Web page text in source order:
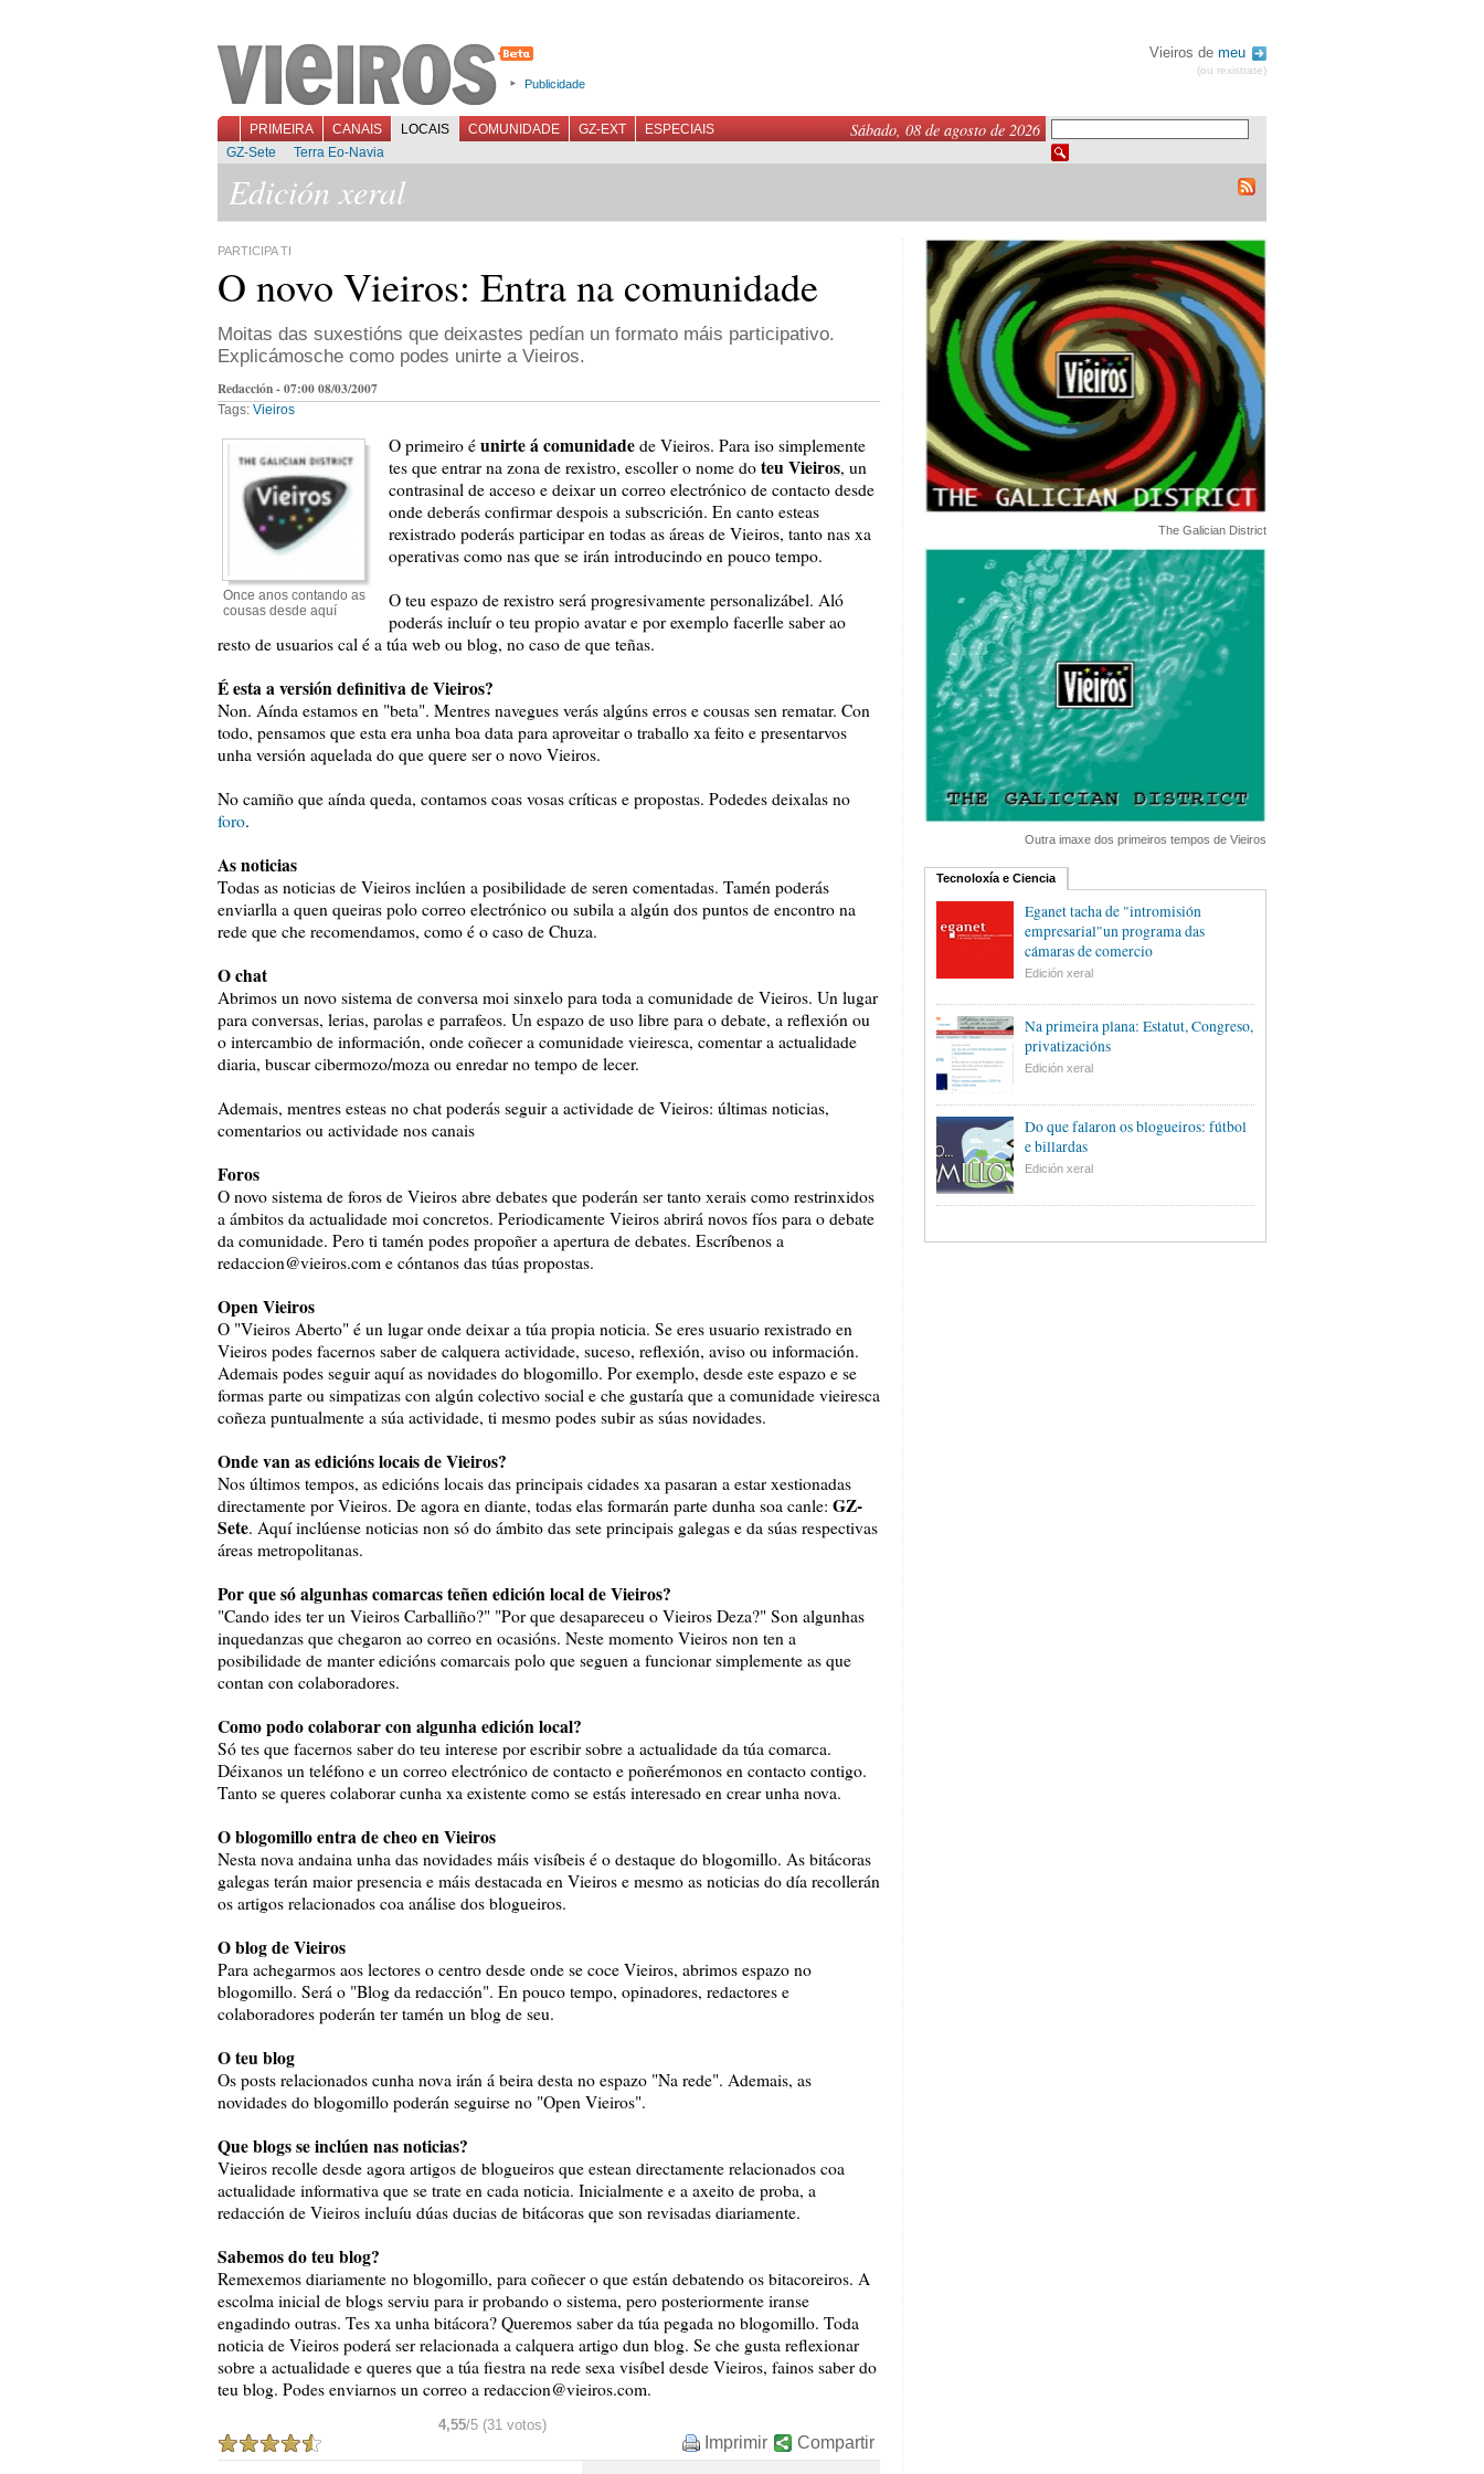
Publicidade
Vieiros de meu
(ou rexistrate)
Sábado, 08 de agosto de 2026
PRIMEIRA CANAIS LOCAIS COMUNIDADE GZ-EXT
ESPECIAIS
GZ-Sete
Terra Eo-Navia
Edición xeral
PARTICIPA TI
O novo Vieiros: Entra na comunidade
Moitas das suxestións que deixastes pedían un formato máis participativo.
Explicámosche como podes unirte a Vieiros.
Redacción - 07:00 08/03/2007
Tags: Vieiros
Once anos contando as
cousas desde aquí
O primeiro é unirte á comunidade de Vieiros. Para iso simplemente
tes que entrar na zona de rexistro, escoller o nome do teu Vieiros, un
contrasinal de acceso e deixar un correo electrónico de contacto desde
onde deberás confirmar despois a subscrición. En canto esteas
rexistrado poderás participar en todas as áreas de Vieiros, tanto nas xa
operativas como nas que se irán introducindo en pouco tempo.
O teu espazo de rexistro será progresivamente personalizábel. Aló
poderás incluír o teu propio avatar e por exemplo facerlle saber ao
resto de usuarios cal é a túa web ou blog, no caso de que teñas.
É esta a versión definitiva de Vieiros?
Non. Aínda estamos en "beta". Mentres navegues verás algúns erros e cousas sen rematar. Con
todo, pensamos que esta era unha boa data para aproveitar o traballo xa feito e presentarvos
unha versión aquelada do que quere ser o novo Vieiros.
No camiño que aínda queda, contamos coas vosas críticas e propostas. Podedes deixalas no
foro.
As noticias
Todas as noticias de Vieiros inclúen a posibilidade de seren comentadas. Tamén poderás
enviarlla a quen queiras polo correo electrónico ou subila a algún dos puntos de encontro na
rede que che recomendamos, como é o caso de Chuza.
O chat
Abrimos un novo sistema de conversa moi sinxelo para toda a comunidade de Vieiros. Un lugar
para conversas, lerias, parolas e parrafeos. Un espazo de uso libre para o debate, a reflexión ou
o intercambio de información, onde coñecer a comunidade vieiresca, comentar a actualidade
diaria, buscar cibermozo/moza ou enredar no tempo de lecer.
Ademais, mentres esteas no chat poderás seguir a actividade de Vieiros: últimas noticias,
comentarios ou actividade nos canais
Foros
O novo sistema de foros de Vieiros abre debates que poderán ser tanto xerais como restrinxidos
a ámbitos da actualidade moi concretos. Periodicamente Vieiros abrirá novos fíos para o debate
da comunidade. Pero ti tamén podes propoñer a apertura de debates. Escríbenos a
redaccion@vieiros.com e cóntanos das túas propostas.
Open Vieiros
O "Vieiros Aberto" é un lugar onde deixar a túa propia noticia. Se eres usuario rexistrado en
Vieiros podes facernos saber de calquera actividade, suceso, reflexión, aviso ou información.
Ademais podes seguir aquí as novidades do blogomillo. Por exemplo, desde este espazo e se
formas parte ou simpatizas con algún colectivo social e che gustaría que a comunidade vieiresca
coñeza puntualmente a súa actividade, ti mesmo podes subir as súas novidades.
Onde van as edicións locais de Vieiros?
Nos últimos tempos, as edicións locais das principais cidades xa pasaran a estar xestionadas
directamente por Vieiros. De agora en diante, todas elas formarán parte dunha soa canle: GZ-
Sete. Aquí inclúense noticias non só do ámbito das sete principais galegas e da súas respectivas
áreas metropolitanas.
Por que só algunhas comarcas teñen edición local de Vieiros?
"Cando ides ter un Vieiros Carballiño?" "Por que desapareceu o Vieiros Deza?" Son algunhas
inquedanzas que chegaron ao correo en ocasións. Neste momento Vieiros non ten a
posibilidade de manter edicións comarcais polo que seguen a funcionar simplemente as que
contan con colaboradores.
Como podo colaborar con algunha edición local?
Só tes que facernos saber do teu interese por escribir sobre a actualidade da túa comarca.
Déixanos un teléfono e un correo electrónico de contacto e poñerémonos en contacto contigo.
Tanto se queres colaborar cunha xa existente como se estás interesado en crear unha nova.
O blogomillo entra de cheo en Vieiros
Nesta nova andaina unha das novidades máis visíbeis é o destaque do blogomillo. As bitácoras
galegas terán maior presencia e máis destacada en Vieiros e mesmo as noticias do día recollerán
os artigos relacionados coa análise dos blogueiros.
O blog de Vieiros
Para achegarmos aos lectores o centro desde onde se coce Vieiros, abrimos espazo no
blogomillo. Será o "Blog da redacción". En pouco tempo, opinadores, redactores e
colaboradores poderán ter tamén un blog de seu.
O teu blog
Os posts relacionados cunha nova irán á beira desta no espazo "Na rede". Ademais, as
novidades do blogomillo poderán seguirse no "Open Vieiros".
Que blogs se inclúen nas noticias?
Vieiros recolle desde agora artigos de blogueiros que estean directamente relacionados coa
actualidade informativa que se trate en cada noticia. Inicialmente e a axeito de proba, a
redacción de Vieiros incluíu dúas ducias de bitácoras que son revisadas diariamente.
Sabemos do teu blog?
Remexemos diariamente no blogomillo, para coñecer o que están debatendo os bitacoreiros. A
escolma inicial de blogs serviu para ir probando o sistema, pero posteriormente iranse
engadindo outras. Tes xa unha bitácora? Queremos saber da túa pegada no blogomillo. Toda
noticia de Vieiros poderá ser relacionada a calquera artigo dun blog. Se che gusta reflexionar
sobre a actualidade e queres que a túa fiestra na rede sexa visíbel desde Vieiros, fainos saber do
teu blog. Podes enviarnos un correo a redaccion@vieiros.com.
4,55/5 (31 votos)
Compartir
Imprimir
The Galician District
Outra imaxe dos primeiros tempos de Vieiros
Tecnoloxía e Ciencia
Eganet tacha de "intromisión
empresarial"un programa das
cámaras de comercio
Edición xeral
Na primeira plana: Estatut, Congreso,
privatizacións
Edición xeral
Do que falaron os blogueiros: fútbol
e billardas
Edición xeral